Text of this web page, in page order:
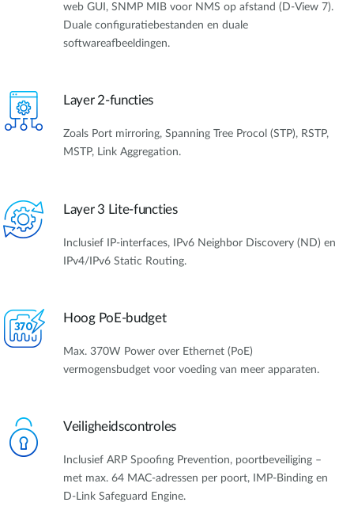
web GUI, SNMP MIB voor NMS op afstand (D-View 7).
Duale configuratiebestanden en duale
softwareafbeeldingen.
Layer 2-functies
Zoals Port mirroring, Spanning Tree Procol (STP), RSTP,
MSTP, Link Aggregation.
Layer 3 Lite-functies
Inclusief IP-interfaces, IPv6 Neighbor Discovery (ND) en
IPv4/IPv6 Static Routing.
Hoog PoE-budget
Max. 370W Power over Ethernet (PoE)
vermogensbudget voor voeding van meer apparaten.
Veiligheidscontroles
Inclusief ARP Spoofing Prevention, poortbeveiliging –
met max. 64 MAC-adressen per poort, IMP-Binding en
D-Link Safeguard Engine.